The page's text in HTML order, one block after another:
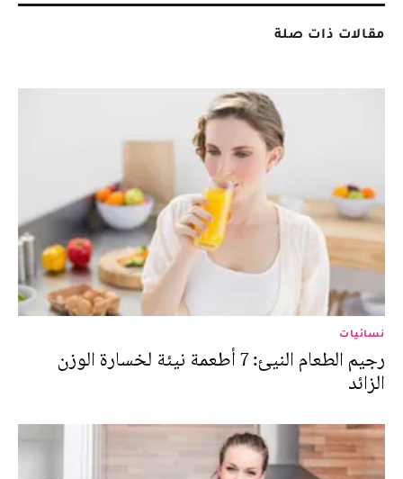
مقالات ذات صلة
نسائيات
رجيم الطعام النيئ: 7 أطعمة نيئة لخسارة الوزن
الزائد